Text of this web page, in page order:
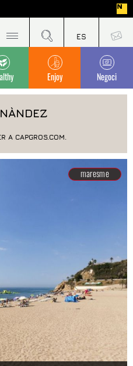
Enjoy Negoci
A CAPGROS.COM.
maresme